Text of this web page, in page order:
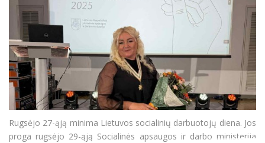
Rugsėjo 27-ąją minima Lietuvos socialinių darbuotojų diena. Jos
proga rugsėjo 29-ąją Socialinės apsaugos ir darbo ministerija